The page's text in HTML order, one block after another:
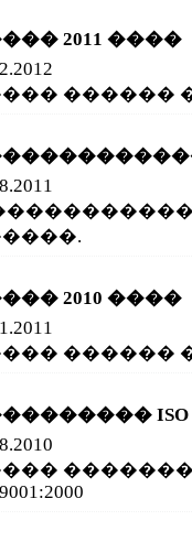
2011 ����
������
2010 ����
������
ISO